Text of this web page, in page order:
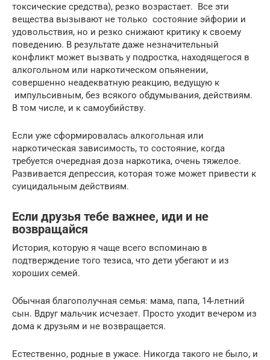
токсические средства), резко возрастает. Все эти
вещества вызывают не только состояние эйфории и
удовольствия, но и резко снижают критику к своему
поведению. В результате даже незначительный
конфликт может вызвать у подростка, находящегося в
алкогольном или наркотическом опьянении,
совершенно неадекватную реакцию, ведущую к
импульсивным, без всякого обдумывания, действиям.
В том числе, и к самоубийству.
Если уже сформировалась алкогольная или
наркотическая зависимость, то состояние, когда
требуется очередная доза наркотика, очень тяжелое.
Развивается депрессия, которая тоже может привести к
суицидальным действиям.
Если друзья тебе важнее, иди и не
возвращайся
История, которую я чаще всего вспоминаю в
подтверждение того тезиса, что дети убегают и из
хороших семей.
Обычная благополучная семья: мама, папа, 14-летний
сын. Вдруг мальчик исчезает. Просто уходит вечером из
дома к друзьям и не возвращается.
Естественно, родные в ужасе. Никогда такого не было, и